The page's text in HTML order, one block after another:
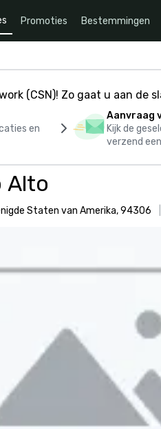
Promoties Bestemmingen
(CSN)! Zo gaat u aan de
en
Aanvraag
Kijk de
verzend
Alto
Staten van Amerika, 94306